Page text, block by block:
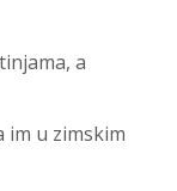
a
im u zimskim